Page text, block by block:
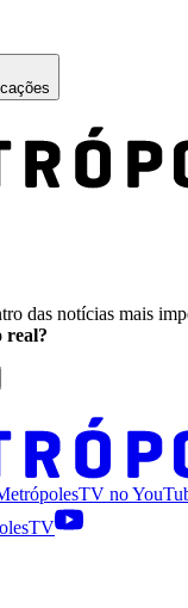
das notícias mais
real?
no